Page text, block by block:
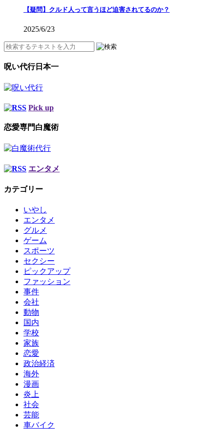
【疑問】クルド人って言うほど迫害されてるのか？
2025/6/23
呪い代行日本一
Pick up
恋愛専門白魔術
エンタメ
カテゴリー
いやし
エンタメ
グルメ
ゲーム
スポーツ
セクシー
ピックアップ
ファッション
事件
会社
動物
国内
学校
家族
恋愛
政治経済
海外
漫画
炎上
社会
芸能
車バイク